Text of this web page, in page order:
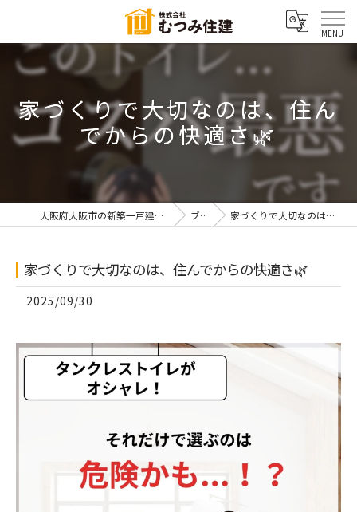
家づくりで大切なのは、住ん
でからの快適さ🌿
大阪府大阪市の新築一戸建てなら株式会社むつみ住建 ブログ 家づくりで大切なのは、住んでからの快適さ🌿
家づくりで大切なのは、住んでからの快適さ🌿
2025/09/30